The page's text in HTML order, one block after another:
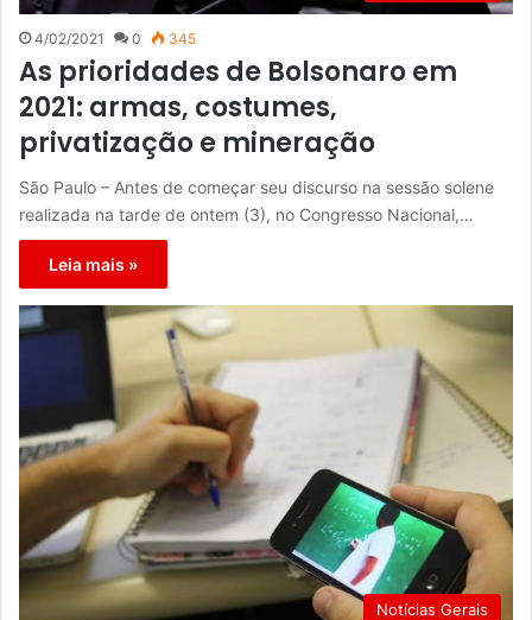
4/02/2021 0 345
As prioridades de Bolsonaro em
2021: armas, costumes,
privatização e mineração
São Paulo – Antes de começar seu discurso na sessão solene
realizada na tarde de ontem (3), no Congresso Nacional,…
Leia mais »
Notícias Gerais